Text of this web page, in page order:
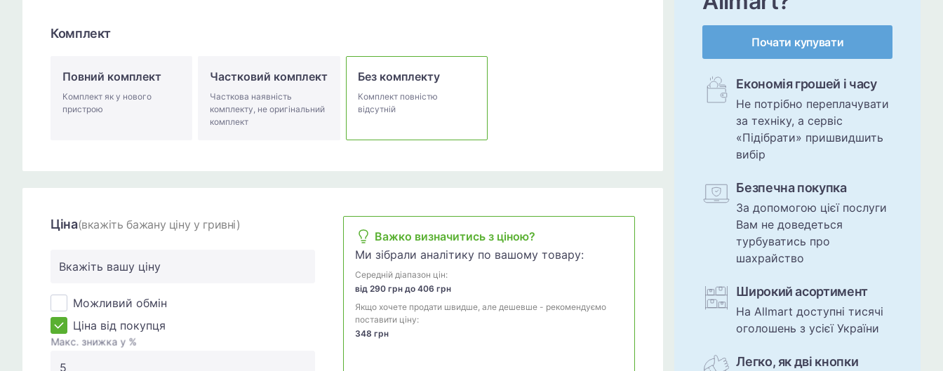
Комплект
Повний комплект
Комплект як у нового
пристрою
Частковий комплект
Часткова наявність
комплекту, не оригінальний
комплект
Без комплекту
Комплект повністю
відсутній
Ціна(вкажіть бажану ціну у гривні)
Вкажіть вашу ціну
Можливий обмін
Ціна від покупця
Макс. знижка у %
Важко визначитись з ціною?
Ми зібрали аналітику по вашому товару:
Середній діапазон цін:
від 290 грн до 406 грн
Якщо хочете продати швидше, але дешевше - рекомендуємо
поставити ціну:
348 грн
Почати купувати
Економія грошей і часу
Не потрібно переплачувати
за техніку, а сервіс
«Підібрати» пришвидшить
вибір
Безпечна покупка
За допомогою цієї послуги
Вам не доведеться
турбуватись про
шахрайство
Широкий асортимент
На Allmart доступні тисячі
оголошень з усієї України
Легко, як дві кнопки